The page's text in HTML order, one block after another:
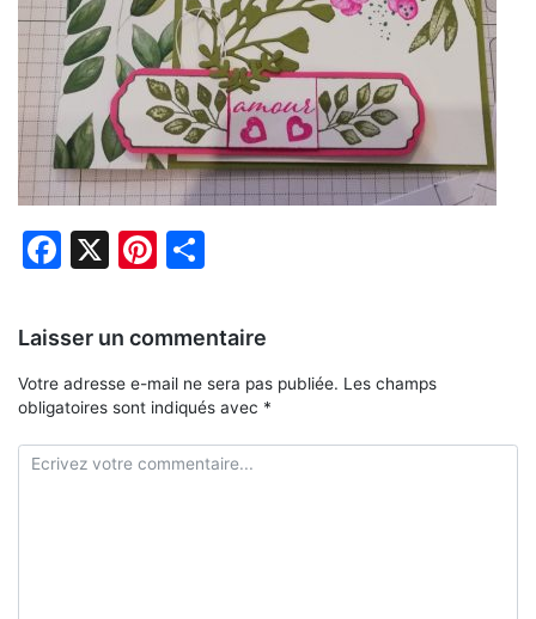
Facebook
X Pinterest
Laisser un commentaire
Votre adresse e-mail ne sera pas publiée. Les champs
obligatoires sont indiqués avec *